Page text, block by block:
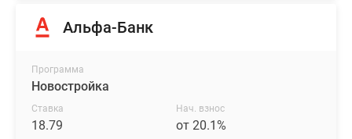
Альфа-Банк
Программа
Новостройка
Ставка
18.79
Нач. взнос
от 20.1%